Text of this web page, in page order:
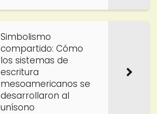
Simbolismo
compartido: Cómo
los sistemas de
escritura
mesoamericanos se
desarrollaron al
unísono